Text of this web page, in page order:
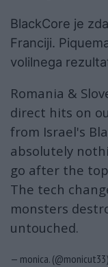
BlackCore je
Franciji.
volilnega
Romania &
direct hits on
from Israel's
absolutely
go after the
The tech
monsters
untouched.
— monica. (@monicut33)